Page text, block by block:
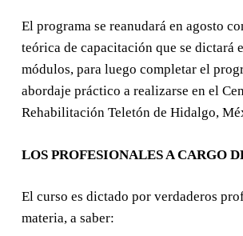
El programa se reanudará en agosto
teórica de capacitación que se dictará
módulos, para luego completar el
abordaje práctico a realizarse en el
Rehabilitación Teletón de Hidalgo,
LOS PROFESIONALES A CARGO
El curso es dictado por verdaderos
materia, a saber: